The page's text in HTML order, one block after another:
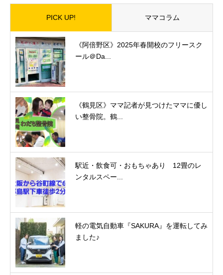
PICK UP! ママコラム
《阿倍野区》2025年春開校のフリースク
ール＠Da...
《鶴見区》ママ記者が見つけたママに優し
い整骨院。鶴...
駅近・飲食可・おもちゃあり 12畳のレ
ンタルスペー...
軽の電気自動車『SAKURA』を運転してみ
ました♪